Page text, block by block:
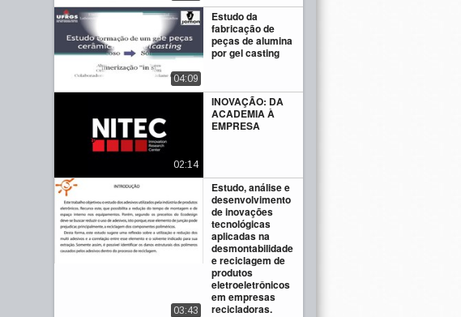
Estudo da
fabricação de
peças de alumina
por gel casting
04:09
INOVAÇÃO: DA
ACADEMIA À
EMPRESA
02:14
Estudo, análise e
desenvolvimento
de inovações
tecnológicas
aplicadas na
desmontabilidade
e reciclagem de
produtos
eletroeletrônicos
em empresas
recicladoras.
03:43